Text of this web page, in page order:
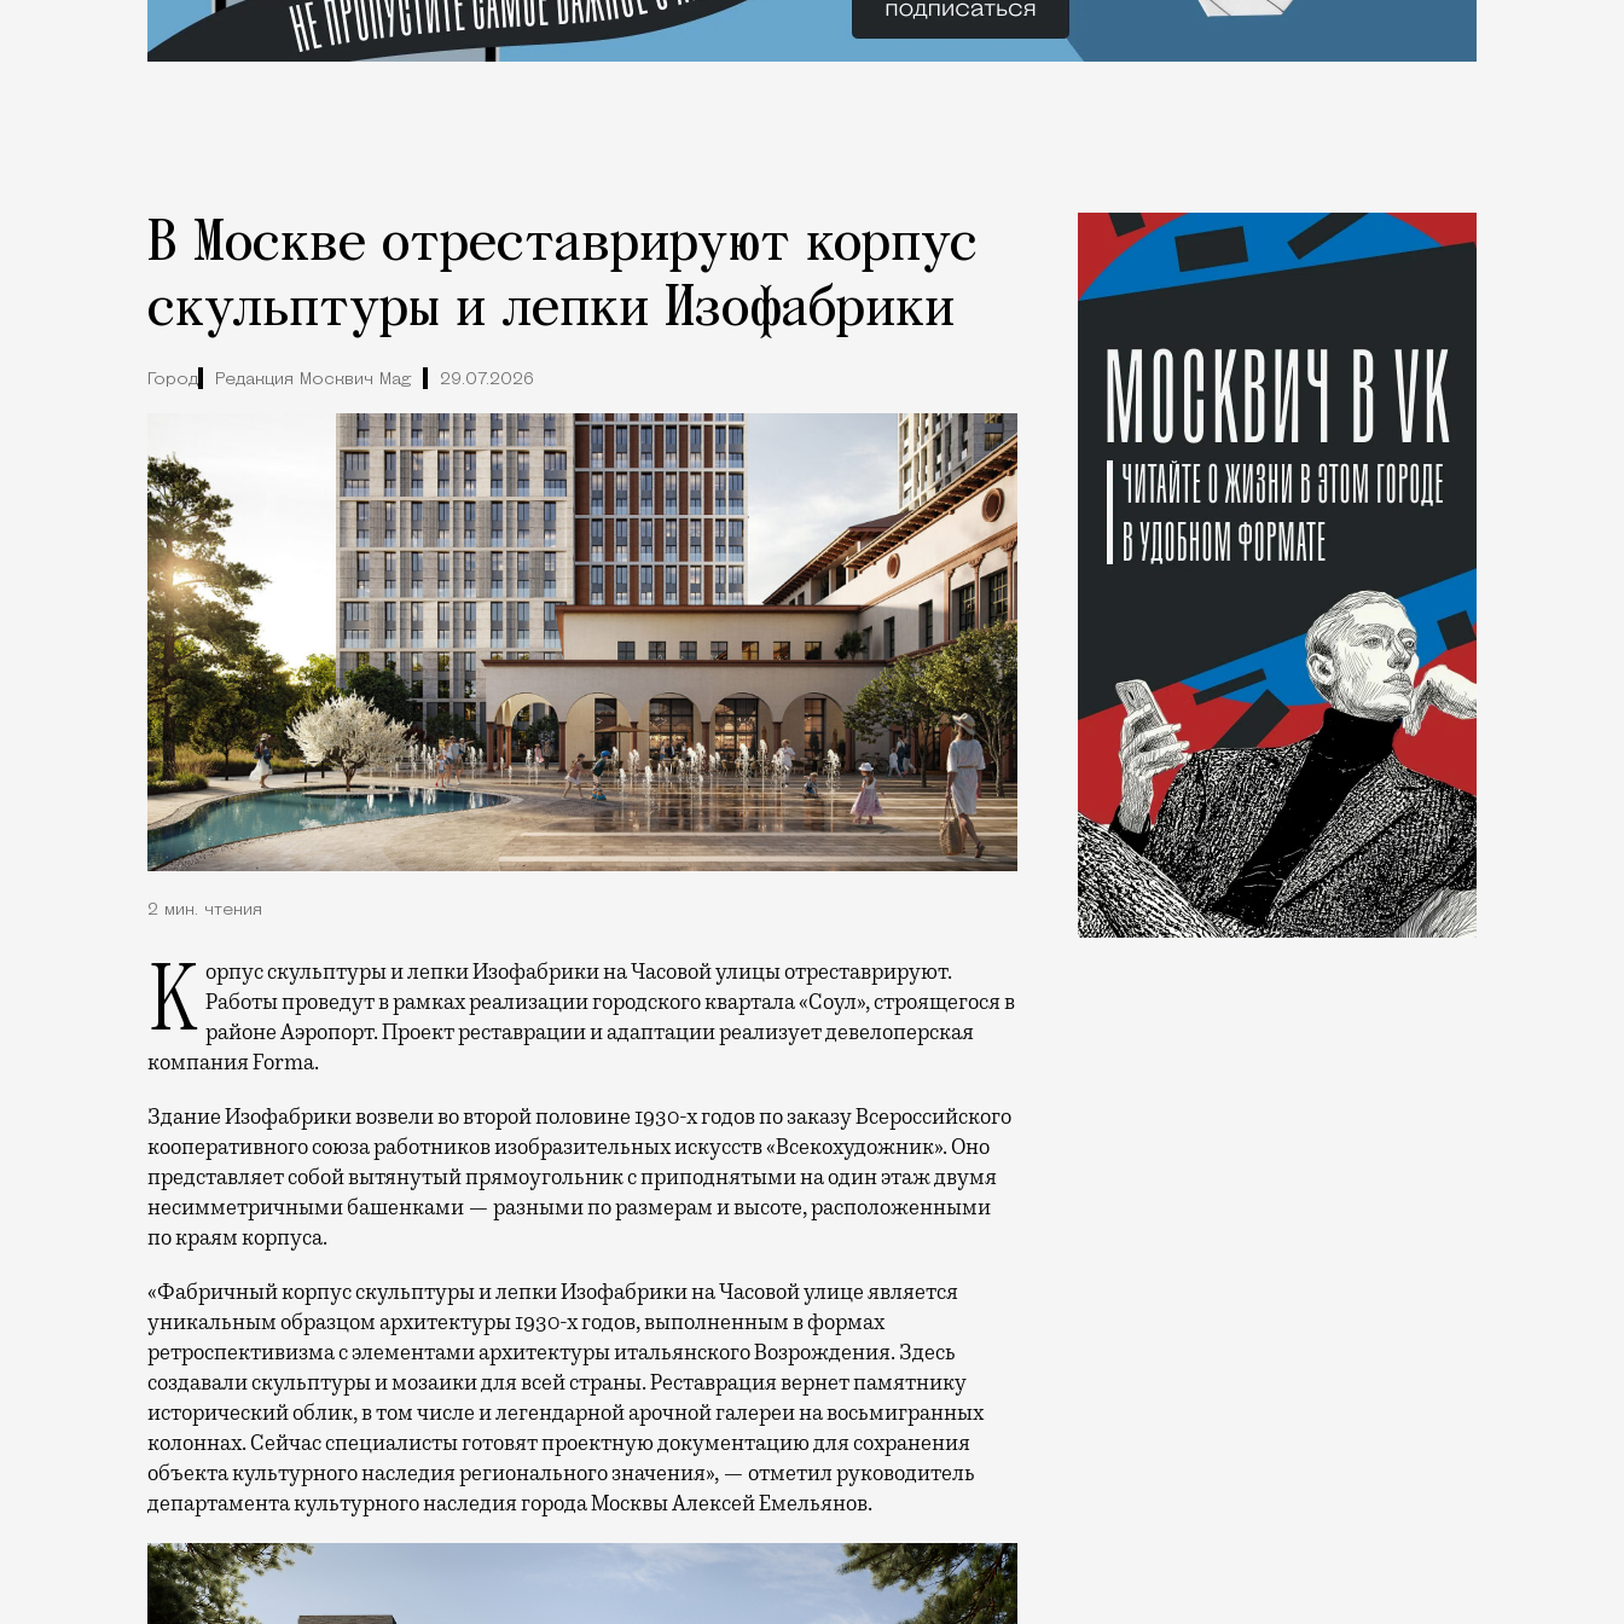
В Москве отреставрируют корпус
скульптуры и лепки Изофабрики
Город Редакция Москвич Mag 29.07.2026
2 мин. чтения
Корпус скульптуры и лепки Изофабрики на Часовой улицы отреставрируют. Работы проведут в рамках реализации городского квартала «Соул», строящегося в
районе Аэропорт. Проект реставрации и адаптации реализует девелоперская
компания Forma.
Здание Изофабрики возвели во второй половине 1930-х годов по заказу Всероссийского
кооперативного союза работников изобразительных искусств «Всекохудожник». Оно
представляет собой вытянутый прямоугольник с приподнятыми на один этаж двумя
несимметричными башенками — разными по размерам и высоте, расположенными
по краям корпуса.
«Фабричный корпус скульптуры и лепки Изофабрики на Часовой улице является
уникальным образцом архитектуры 1930-х годов, выполненным в формах
ретроспективизма с элементами архитектуры итальянского Возрождения. Здесь
создавали скульптуры и мозаики для всей страны. Реставрация вернет памятнику
исторический облик, в том числе и легендарной арочной галереи на восьмигранных
колоннах. Сейчас специалисты готовят проектную документацию для сохранения
объекта культурного наследия регионального значения», — отметил руководитель
департамента культурного наследия города Москвы Алексей Емельянов.